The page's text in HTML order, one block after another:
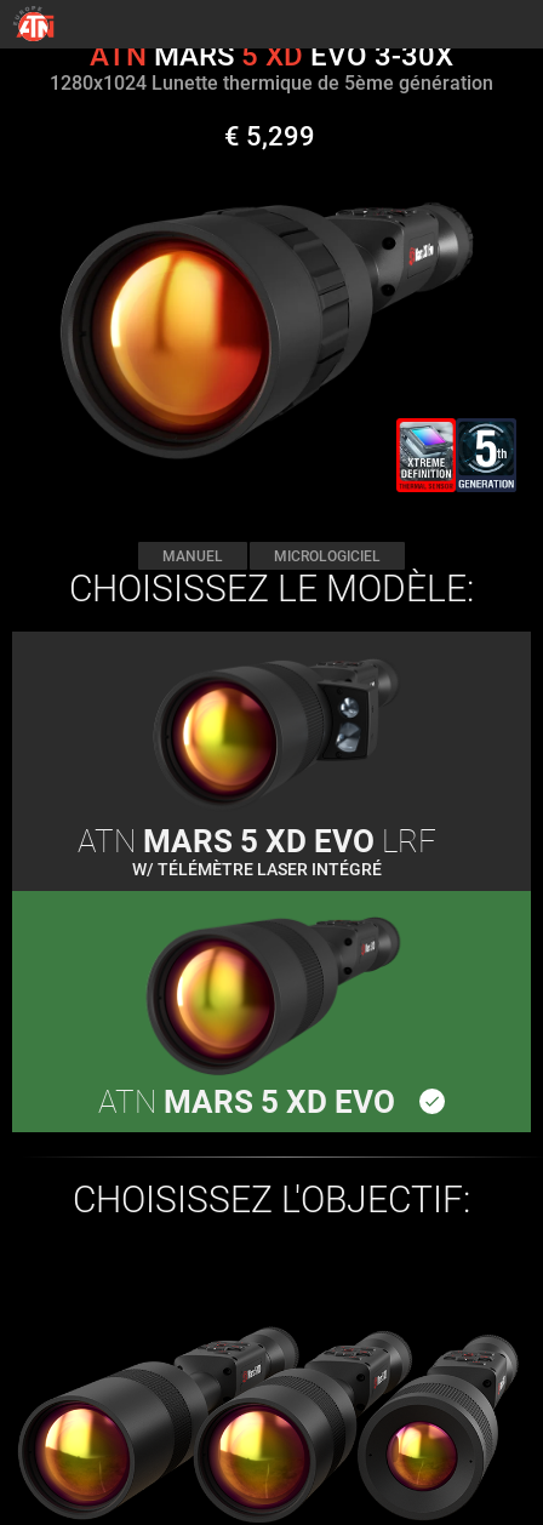
ATNMARS5 XDEVO 3-30X
1280х1024 Lunette thermique de 5ème génération
€ 5,299
MANUEL MICROLOGICIEL
CHOISISSEZ LE MODÈLE:
ATN MARS 5 XD EVO LRF
W/ TÉLÉMÈTRE LASER INTÉGRÉ
ATN MARS 5 XD EVO done
CHOISISSEZ L'OBJECTIF: